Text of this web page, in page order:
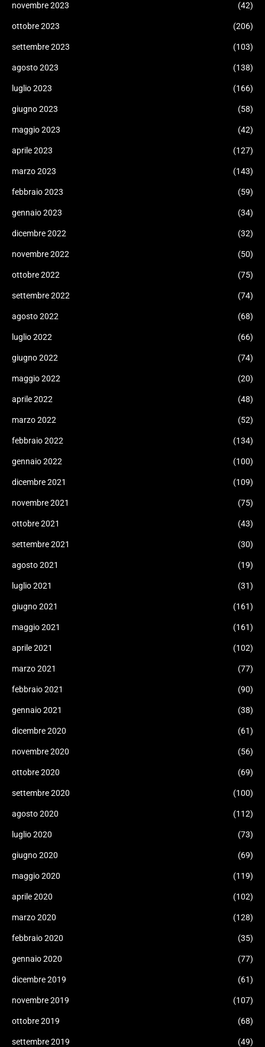
novembre 2023 (42)
ottobre 2023 (206)
settembre 2023 (103)
agosto 2023 (138)
luglio 2023 (166)
giugno 2023 (58)
maggio 2023 (42)
aprile 2023 (127)
marzo 2023 (143)
febbraio 2023 (59)
gennaio 2023 (34)
dicembre 2022 (32)
novembre 2022 (50)
ottobre 2022 (75)
settembre 2022 (74)
agosto 2022 (68)
luglio 2022 (66)
giugno 2022 (74)
maggio 2022 (20)
aprile 2022 (48)
marzo 2022 (52)
febbraio 2022 (134)
gennaio 2022 (100)
dicembre 2021 (109)
novembre 2021 (75)
ottobre 2021 (43)
settembre 2021 (30)
agosto 2021 (19)
luglio 2021 (31)
giugno 2021 (161)
maggio 2021 (161)
aprile 2021 (102)
marzo 2021 (77)
febbraio 2021 (90)
gennaio 2021 (38)
dicembre 2020 (61)
novembre 2020 (56)
ottobre 2020 (69)
settembre 2020 (100)
agosto 2020 (112)
luglio 2020 (73)
giugno 2020 (69)
maggio 2020 (119)
aprile 2020 (102)
marzo 2020 (128)
febbraio 2020 (35)
gennaio 2020 (77)
dicembre 2019 (61)
novembre 2019 (107)
ottobre 2019 (68)
settembre 2019 (49)